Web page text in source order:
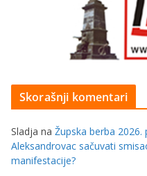
Skorašnji komentari
Sladja na Župska berba
Aleksandrovac sačuvati
manifestacije?